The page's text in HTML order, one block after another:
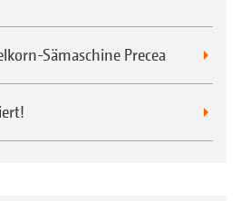
Sämaschine Precea